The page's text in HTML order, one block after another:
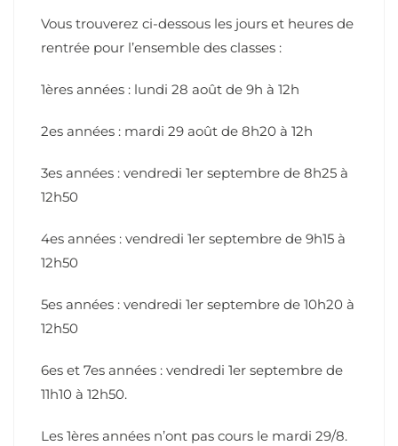
Vous trouverez ci-dessous les jours et heures de
rentrée pour l’ensemble des classes :
1ères années : lundi 28 août de 9h à 12h
2es années : mardi 29 août de 8h20 à 12h
3es années : vendredi 1er septembre de 8h25 à
12h50
4es années : vendredi 1er septembre de 9h15 à
12h50
5es années : vendredi 1er septembre de 10h20 à
12h50
6es et 7es années : vendredi 1er septembre de
11h10 à 12h50.
Les 1ères années n’ont pas cours le mardi 29/8.